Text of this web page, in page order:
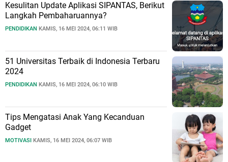
Kesulitan Update Aplikasi SIPANTAS, Berikut
Langkah Pembaharuannya?
PENDIDIKAN KAMIS, 16 MEI 2024, 06:11 WIB
51 Universitas Terbaik di Indonesia Terbaru
2024
PENDIDIKAN KAMIS, 16 MEI 2024, 06:10 WIB
Tips Mengatasi Anak Yang Kecanduan
Gadget
MOTIVASI KAMIS, 16 MEI 2024, 06:07 WIB